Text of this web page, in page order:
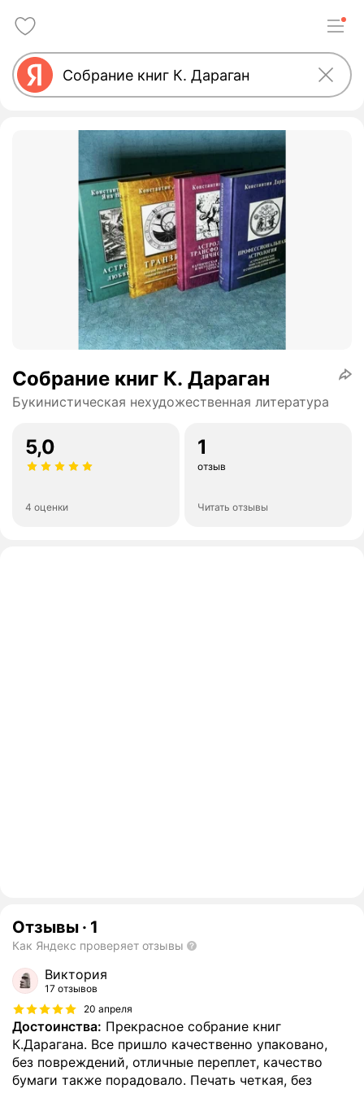
Собрание книг К. Дараган
Букинистическая нехудожественная литература
5,0
4 оценки
1
отзыв
Читать отзывы
Отзывы · 1
Как Яндекс проверяет отзывы
Виктория
17 отзывов
20 апреля
Достоинства: Прекрасное собрание книг
К.Дарагана. Все пришло качественно упаковано,
без повреждений, отличные переплет, качество
бумаги также порадовало. Печать четкая, без